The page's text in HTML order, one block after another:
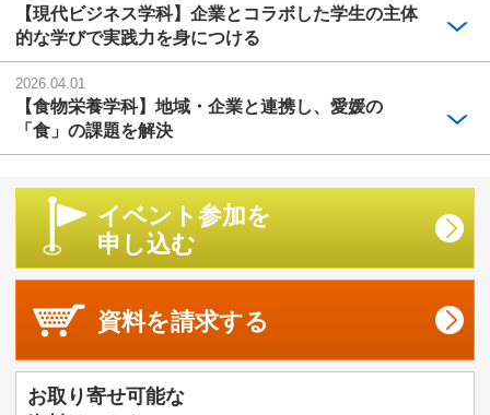
【現代ビジネス学科】企業とコラボした学生の主体
的な学びで実践力を身につける
2026.04.01
【食物栄養学科】地域・企業と連携し、愛媛の
「食」の課題を解決
イベント参加を
申し込む
資料を請求する
お取り寄せ可能な